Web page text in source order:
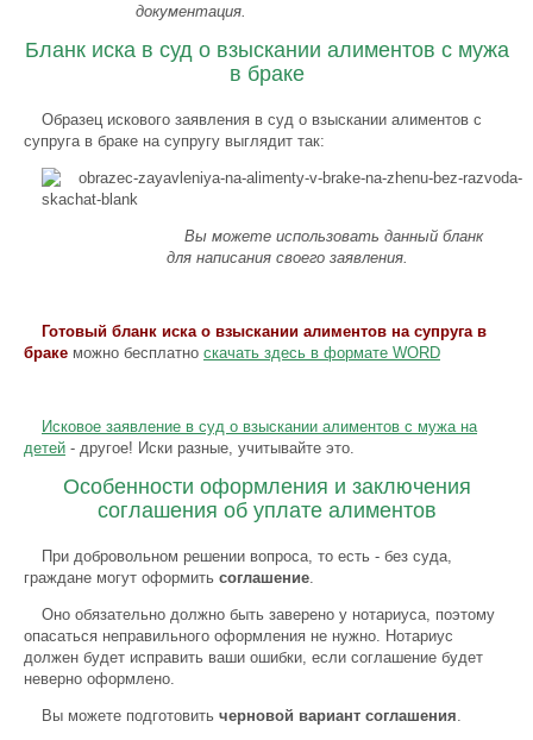
документация.
Бланк иска в суд о взыскании алиментов с мужа
в браке
Образец искового заявления в суд о взыскании алиментов с
супруга в браке на супругу выглядит так:
Вы можете использовать данный бланк
для написания своего заявления.
Готовый бланк иска о взыскании алиментов на супруга в
браке можно бесплатно скачать здесь в формате WORD
Исковое заявление в суд о взыскании алиментов с мужа на
детей - другое! Иски разные, учитывайте это.
Особенности оформления и заключения
соглашения об уплате алиментов
При добровольном решении вопроса, то есть - без суда,
граждане могут оформить соглашение.
Оно обязательно должно быть заверено у нотариуса, поэтому
опасаться неправильного оформления не нужно. Нотариус
должен будет исправить ваши ошибки, если соглашение будет
неверно оформлено.
Вы можете подготовить черновой вариант соглашения.